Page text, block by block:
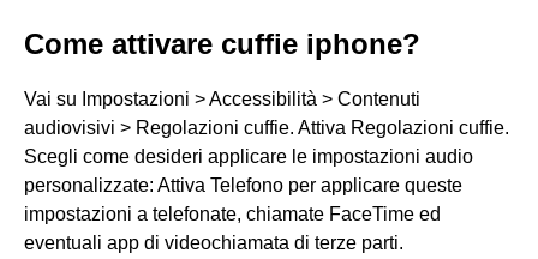
Come attivare cuffie iphone?
Vai su Impostazioni > Accessibilità > Contenuti
audiovisivi > Regolazioni cuffie. Attiva Regolazioni cuffie.
Scegli come desideri applicare le impostazioni audio
personalizzate: Attiva Telefono per applicare queste
impostazioni a telefonate, chiamate FaceTime ed
eventuali app di videochiamata di terze parti.